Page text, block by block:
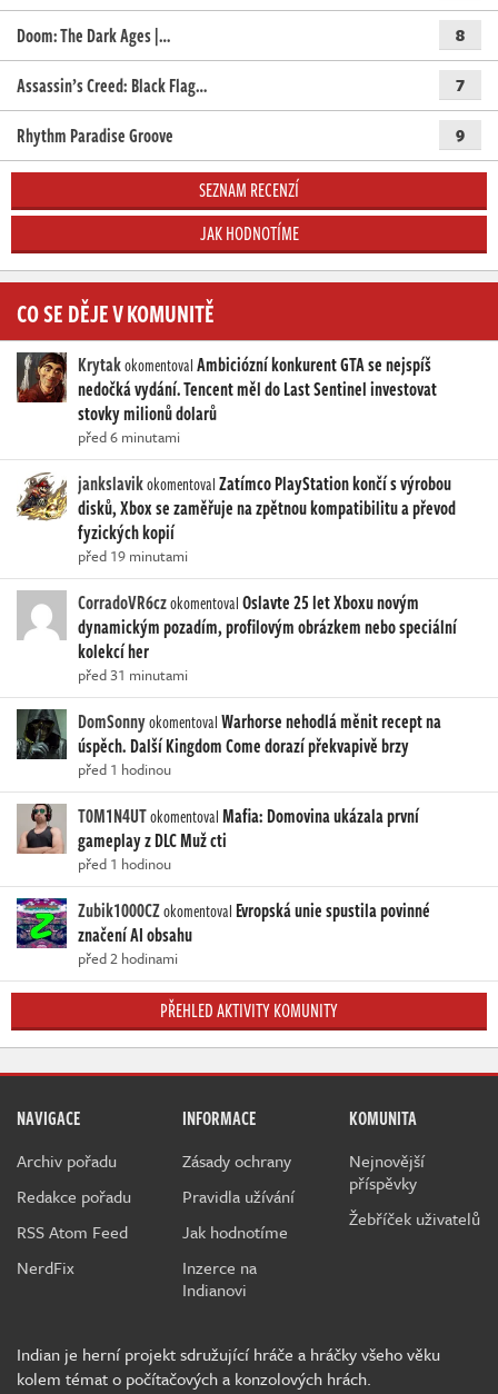
Doom: The Dark Ages |… 8
Assassin’s Creed: Black Flag… 7
Rhythm Paradise Groove 9
SEZNAM RECENZÍ
JAK HODNOTÍME
CO SE DĚJE V KOMUNITĚ
KrytakokomentovalAmbiciózní konkurent GTA se nejspíš
nedočká vydání. Tencent měl do Last Sentinel investovat
stovky milionů dolarů
před 6 minutami
jankslavikokomentovalZatímco PlayStation končí s výrobou
disků, Xbox se zaměřuje na zpětnou kompatibilitu a převod
fyzických kopií
před 19 minutami
CorradoVR6czokomentovalOslavte 25 let Xboxu novým
dynamickým pozadím, profilovým obrázkem nebo speciální
kolekcí her
před 31 minutami
DomSonnyokomentovalWarhorse nehodlá měnit recept na
úspěch. Další Kingdom Come dorazí překvapivě brzy
před 1 hodinou
T0M1N4UTokomentovalMafia: Domovina ukázala první
gameplay z DLC Muž cti
před 1 hodinou
Zubik1000CZokomentoval Evropská unie spustila povinné
značení AI obsahu
před 2 hodinami
PŘEHLED AKTIVITY KOMUNITY
NAVIGACE
Archiv pořadu
Redakce pořadu
RSS Atom Feed
NerdFix
INFORMACE
Zásady ochrany
Pravidla užívání
Jak hodnotíme
Inzerce na
Indianovi
KOMUNITA
Nejnovější
příspěvky
Žebříček uživatelů
Indian je herní projekt sdružující hráče a hráčky všeho věku
kolem témat o počítačových a konzolových hrách.